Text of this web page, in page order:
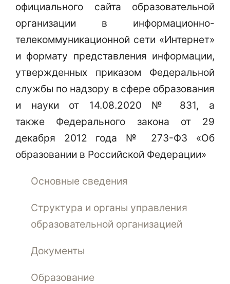
официального сайта образовательной
организации в информационно-
телекоммуникационной сети «Интернет»
и формату представления информации,
утвержденных приказом Федеральной
службы по надзору в сфере образования
и науки от 14.08.2020 № 831, а
также Федерального закона от 29
декабря 2012 года № 273-ФЗ «Об
образовании в Российской Федерации»
Основные сведения
Структура и органы управления
образовательной организацией
Документы
Образование